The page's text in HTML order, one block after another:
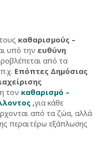
καθαρισμούς –
υπό την ευθύνη
από τα
Επόπτες Δημόσιας
τον καθαρισμό –
,για κάθε
από τα ζώα, αλλά
περαιτέρω εξάπλωσης